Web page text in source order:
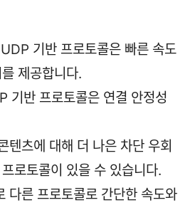
기반 프로토콜은 빠른 속도
제공합니다.
기반 프로토콜은 연결 안정성
텐츠에 대해 더 나은 차단 우회
로토콜이 있을 수 있습니다.
다른 프로토콜로 간단한 속도와